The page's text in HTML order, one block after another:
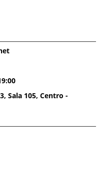
Sala 105, Centro -